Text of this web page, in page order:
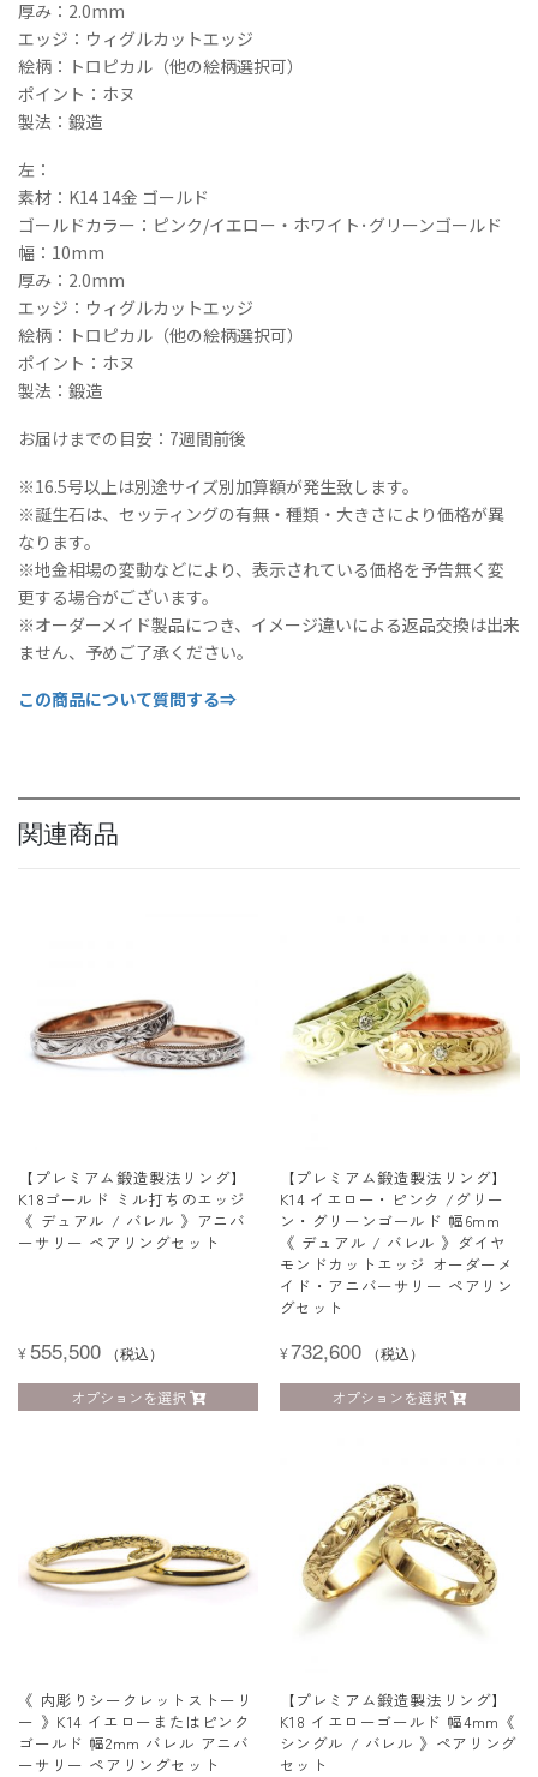
ア
リ
ン
グ
セ
ト
個
厚み：2.0mm
エッジ：ウィグルカットエッジ
絵柄：トロピカル（他の絵柄選択可）
ポイント：ホヌ
製法：鍛造
左：
素材：K14 14金 ゴールド
ゴールドカラー：ピンク/イエロー・ホワイト･グリーンゴールド
幅：10mm
厚み：2.0mm
エッジ：ウィグルカットエッジ
絵柄：トロピカル（他の絵柄選択可）
ポイント：ホヌ
製法：鍛造
お届けまでの目安：7週間前後
※16.5号以上は別途サイズ別加算額が発生致します。
※誕生石は、セッティングの有無・種類・大きさにより価格が異
なります。
※地金相場の変動などにより、表示されている価格を予告無く変
更する場合がございます。
※オーダーメイド製品につき、イメージ違いによる返品交換は出来
ません、予めご了承ください。
この商品について質問する⇒
関連商品
【プレミアム鍛造製法リング】
K18ゴールド ミル打ちのエッジ
《 デュアル / バレル 》アニバ
ーサリー ペアリングセット
¥ 555,500 （税込）
オプションを選択
【プレミアム鍛造製法リング】
K14 イエロー・ピンク /グリー
ン・グリーンゴールド 幅6mm
《 デュアル / バレル 》ダイヤ
モンドカットエッジ オーダーメ
イド・アニバーサリー ペアリン
グセット
¥732,600 （税込）
オプションを選択
《 内彫りシークレットストーリ
ー 》K14 イエローまたはピンク
ゴールド 幅2mm バレル アニバ
ーサリー ペアリングセット
【プレミアム鍛造製法リング】
K18 イエローゴールド 幅4mm《
シングル / バレル 》ペアリング
セット